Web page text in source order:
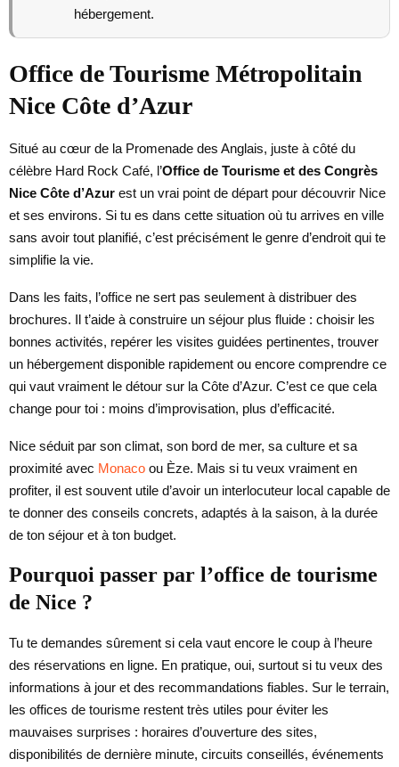
hébergement.
Office de Tourisme Métropolitain
Nice Côte d’Azur
Situé au cœur de la Promenade des Anglais, juste à côté du
célèbre Hard Rock Café, l’Office de Tourisme et des Congrès
Nice Côte d’Azur est un vrai point de départ pour découvrir Nice
et ses environs. Si tu es dans cette situation où tu arrives en ville
sans avoir tout planifié, c’est précisément le genre d’endroit qui te
simplifie la vie.
Dans les faits, l’office ne sert pas seulement à distribuer des
brochures. Il t’aide à construire un séjour plus fluide : choisir les
bonnes activités, repérer les visites guidées pertinentes, trouver
un hébergement disponible rapidement ou encore comprendre ce
qui vaut vraiment le détour sur la Côte d’Azur. C’est ce que cela
change pour toi : moins d’improvisation, plus d’efficacité.
Nice séduit par son climat, son bord de mer, sa culture et sa
proximité avec Monaco ou Èze. Mais si tu veux vraiment en
profiter, il est souvent utile d’avoir un interlocuteur local capable de
te donner des conseils concrets, adaptés à la saison, à la durée
de ton séjour et à ton budget.
Pourquoi passer par l’office de tourisme
de Nice ?
Tu te demandes sûrement si cela vaut encore le coup à l’heure
des réservations en ligne. En pratique, oui, surtout si tu veux des
informations à jour et des recommandations fiables. Sur le terrain,
les offices de tourisme restent très utiles pour éviter les
mauvaises surprises : horaires d’ouverture des sites,
disponibilités de dernière minute, circuits conseillés, événements